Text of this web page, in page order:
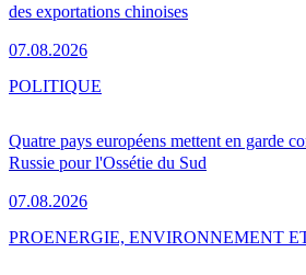
des exportations chinoises
07.08.2026
Quatre pays européens mettent en garde
Russie pour l'Ossétie du Sud
07.08.2026
POLITIQUE
PROENERGIE, ENVIRONNEMENT